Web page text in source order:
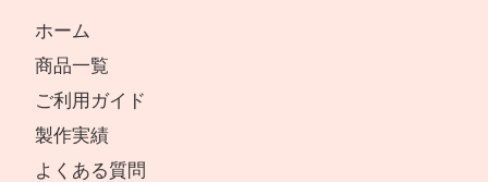
ホーム
商品一覧
ご利用ガイド
製作実績
よくある質問